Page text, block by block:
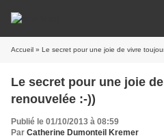
Accueil » Le secret pour une joie de vivre
Le secret pour une joie
renouvelée :-))
Publié le 01/10/2013 à 08:59
Par Catherine Dumonteil Kremer